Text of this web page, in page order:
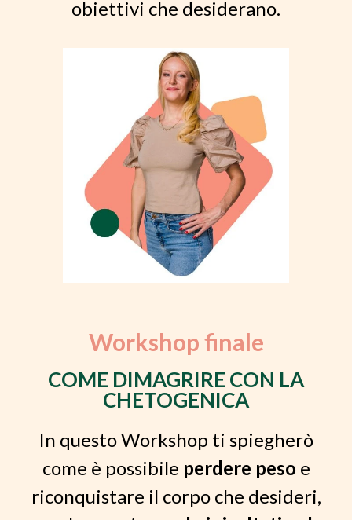
obiettivi che desiderano.
Workshop finale
COME DIMAGRIRE CON LA
CHETOGENICA
In questo Workshop ti spiegherò
come è possibile perdere peso e
riconquistare il corpo che desideri,